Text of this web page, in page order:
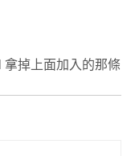
掉上面加入的那條